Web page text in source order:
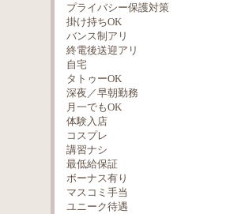
プライバシー保護対策
掛け持ちOK
バンス制アリ
終電後送迎アリ
自宅
タトゥーOK
深夜／早朝勤務
月一でもOK
体験入店
コスプレ
講習ナシ
最低給保証
ボーナス有り
マスコミ手当
ユニーク待遇